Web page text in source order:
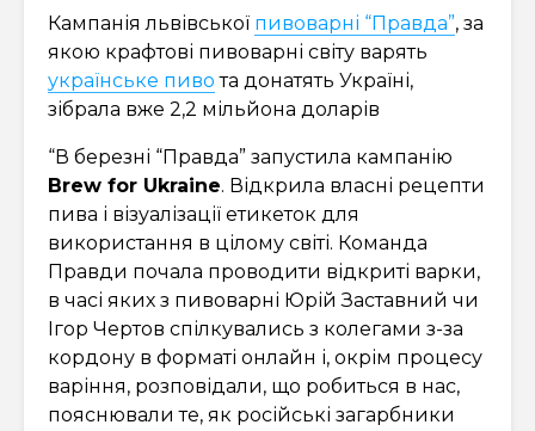
Кампанія львівської пивоварні “Правда”, за
якою крафтові пивоварні світу варять
українське пиво та донатять Україні,
зібрала вже 2,2 мільйона доларів
“В березні “Правда” запустила кампанію
Brew for Ukraine. Відкрила власні рецепти
пива і візуалізації етикеток для
використання в цілому світі. Команда
Правди почала проводити відкриті варки,
в часі яких з пивоварні Юрій Заставний чи
Ігор Чертов спілкувались з колегами з-за
кордону в форматі онлайн і, окрім процесу
варіння, розповідали, що робиться в нас,
пояснювали те, як російські загарбники